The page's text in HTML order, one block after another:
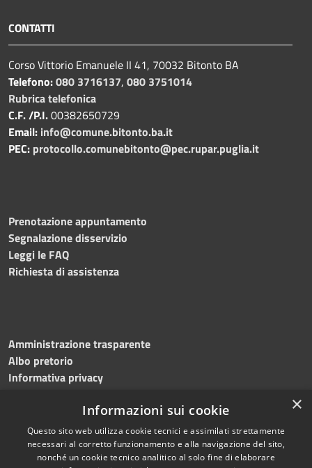
CONTATTI
Corso Vittorio Emanuele II 41, 70032 Bitonto BA
Telefono:080 3716137, 080 3751014
Rubrica telefonica
C.F. /P.I.00382650729
Email: info@comune.bitonto.ba.it
PEC: protocollo.comunebitonto@pec.rupar.puglia.it
Prenotazione appuntamento
Segnalazione disservizio
Leggi le FAQ
Richiesta di assistenza
Amministrazione trasparente
Albo pretorio
Informativa privacy
Dichiarazione di accessibilità Meccanismo di feedback ×
Informazioni sui cookie
Questo sito web utilizza cookie tecnici e assimilati strettamente
necessari al corretto funzionamento e alla navigazione del sito,
nonché un cookie tecnico analitico al solo fine di elaborare